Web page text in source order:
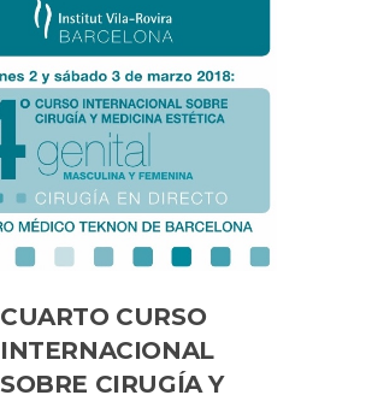
CUARTO CURSO
INTERNACIONAL
SOBRE CIRUGÍA Y